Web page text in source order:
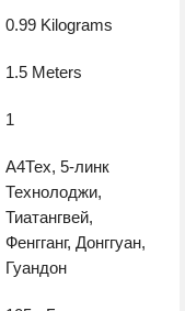
0.99 Kilograms
1.5 Meters
1
А4Тех, 5-линк
Технолоджи,
Тиатангвей,
Фенгганг, Донггуан,
Гуандон